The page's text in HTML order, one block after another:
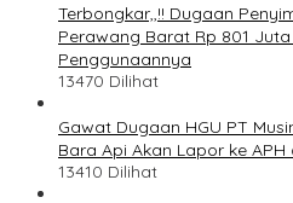
Terbongkar,,!! Dugaan
Perawang Barat Rp 801
Penggunaannya
13470 Dilihat
Gawat Dugaan HGU PT
Bara Api Akan Lapor ke APH
13410 Dilihat